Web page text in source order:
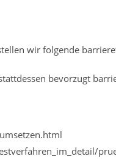
wir folgende
bevorzugt